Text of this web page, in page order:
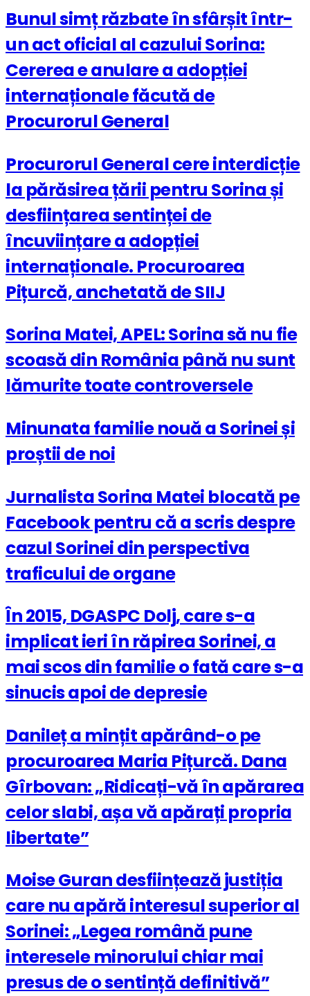
Bunul simț răzbate în sfârșit într-
un act oficial al cazului Sorina:
Cererea e anulare a adopției
internaționale făcută de
Procurorul General
Procurorul General cere interdicție
la părăsirea țării pentru Sorina și
desființarea sentinței de
încuviințare a adopției
internaționale. Procuroarea
Pițurcă, anchetată de SIIJ
Sorina Matei, APEL: Sorina să nu fie
scoasă din România până nu sunt
lămurite toate controversele
Minunata familie nouă a Sorinei și
proștii de noi
Jurnalista Sorina Matei blocată pe
Facebook pentru că a scris despre
cazul Sorinei din perspectiva
traficului de organe
În 2015, DGASPC Dolj, care s-a
implicat ieri în răpirea Sorinei, a
mai scos din familie o fată care s-a
sinucis apoi de depresie
Danileț a mințit apărând-o pe
procuroarea Maria Pițurcă. Dana
Gîrbovan: „Ridicați-vă în apărarea
celor slabi, așa vă apărați propria
libertate”
Moise Guran desființează justiția
care nu apără interesul superior al
Sorinei: „Legea română pune
interesele minorului chiar mai
presus de o sentință definitivă”